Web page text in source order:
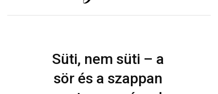
Süti, nem süti – a
sör és a szappan